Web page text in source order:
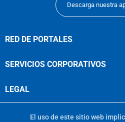
Descarga nuestra
RED DE PORTALES
SERVICIOS CORPORATIVOS
LEGAL
El uso de este sitio web